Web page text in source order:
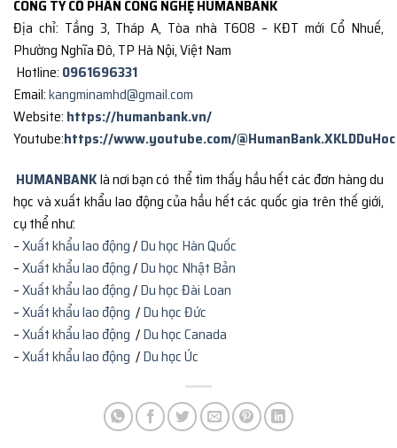
CÔNG TY CỔ PHẦN CÔNG NGHỆ HUMANBANK
Địa chỉ: Tầng 3, Tháp A, Tòa nhà T608 – KĐT mới Cổ Nhuế,
Phường Nghĩa Đô, TP Hà Nội, Việt Nam
Hotline: 0961696331
Email:kangminamhd@gmail.com
Website: https://humanbank.vn/
Youtube:https://www.youtube.com/@HumanBank.XKLDDuHoc
HUMANBANKlà nơi bạn có thể tìm thấy hầu hết các đơn hàng du
học và xuất khẩu lao động của hầu hết các quốc gia trên thế giới,
cụ thể như:
–Xuất khẩu lao động/Du học Hàn Quốc
–Xuất khẩu lao động/Du học Nhật Bản
–Xuất khẩu lao động/Du học Đài Loan
–Xuất khẩu lao động /Du học Đức
–Xuất khẩu lao động /Du học Canada
–Xuất khẩu lao động /Du học Úc